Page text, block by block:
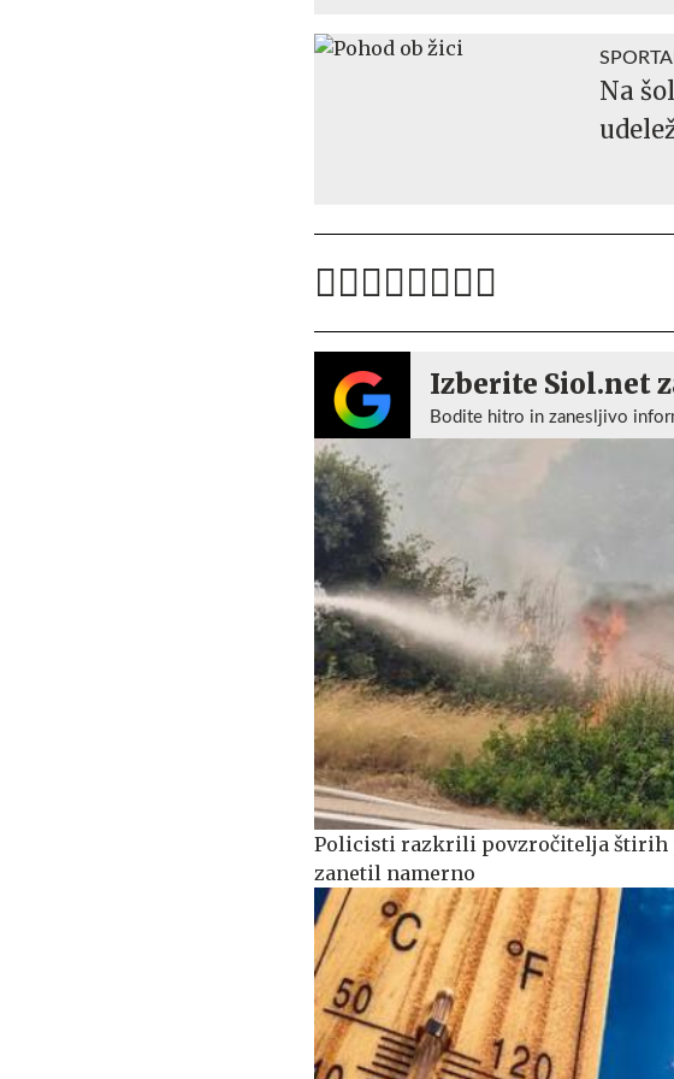
Na
Izberite Siol.net
Bodite hitro in zanesljivo
Policisti razkrili povzročitelja štirih
zanetil namerno